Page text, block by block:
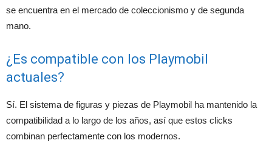
se encuentra en el mercado de coleccionismo y de segunda
mano.
¿Es compatible con los Playmobil
actuales?
Sí. El sistema de figuras y piezas de Playmobil ha mantenido la
compatibilidad a lo largo de los años, así que estos clicks
combinan perfectamente con los modernos.